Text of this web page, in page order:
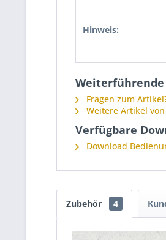
Hinweis:
Fragen zum
Weitere Artikel
Verfügbare
Download
Zubehör 4